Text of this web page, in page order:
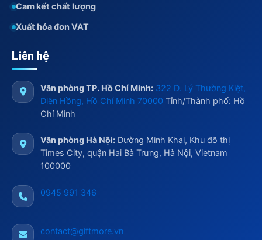
Cam kết chất lượng
Xuất hóa đơn VAT
Liên hệ
Văn phòng TP. Hồ Chí Minh: 322 Đ. Lý Thường Kiệt,
Diên Hồng, Hồ Chí Minh 70000 Tỉnh/Thành phố: Hồ
Chí Minh
Văn phòng Hà Nội:Đường Minh Khai, Khu đô thị
Times City, quận Hai Bà Trưng, Hà Nội, Vietnam
100000
0945 991 346
contact@giftmore.vn